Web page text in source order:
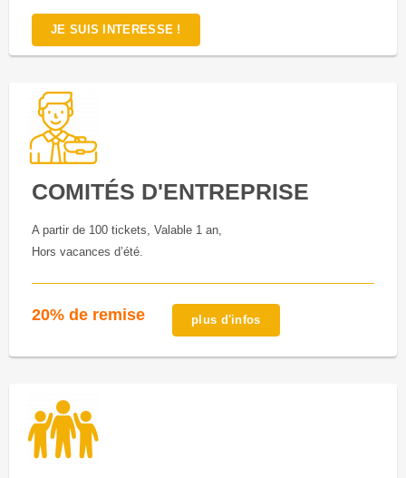
JE SUIS INTERESSE !
COMITÉS D'ENTREPRISE
A partir de 100 tickets, Valable 1 an,
Hors vacances d’été.
20% de remise plus d'infos